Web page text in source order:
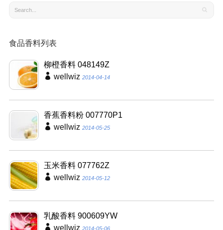
食品香料列表
柳橙香料 048149Z
wellwiz 2014-04-14
香蕉香料粉 007770P1
wellwiz 2014-05-25
玉米香料 077762Z
wellwiz 2014-05-12
乳酸香料 900609YW
wellwiz 2014-05-06